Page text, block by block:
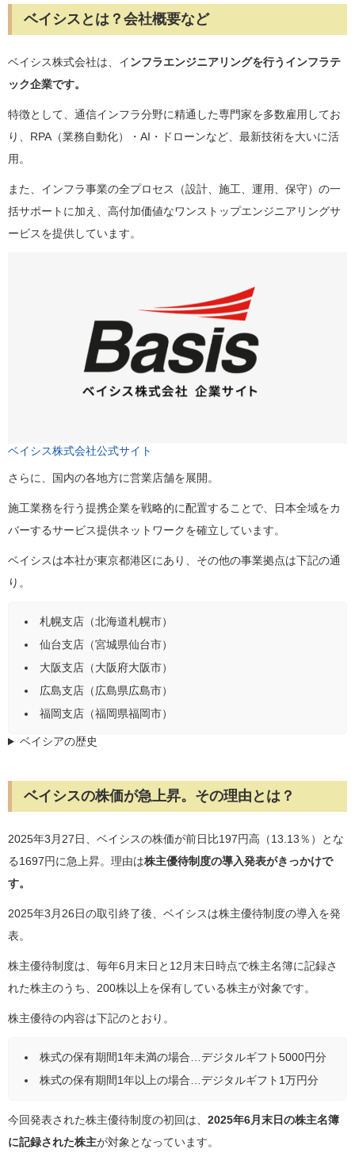
ベイシスとは？会社概要など
ベイシス株式会社は、インフラエンジニアリングを行うインフラテ
ック企業です。
特徴として、通信インフラ分野に精通した専門家を多数雇用してお
り、RPA（業務自動化）・AI・ドローンなど、最新技術を大いに活
用。
また、インフラ事業の全プロセス（設計、施工、運用、保守）の一
括サポートに加え、高付加価値なワンストップエンジニアリングサ
ービスを提供しています。
ベイシス株式会社公式サイト
さらに、国内の各地方に営業店舗を展開。
施工業務を行う提携企業を戦略的に配置することで、日本全域をカ
バーするサービス提供ネットワークを確立しています。
ベイシスは本社が東京都港区にあり、その他の事業拠点は下記の通
り。
札幌支店（北海道札幌市）
仙台支店（宮城県仙台市）
大阪支店（大阪府大阪市）
広島支店（広島県広島市）
福岡支店（福岡県福岡市）
ベイシアの歴史
ベイシスの株価が急上昇。その理由とは？
2025年3月27日、ベイシスの株価が前日比197円高（13.13％）とな
る1697円に急上昇。理由は株主優待制度の導入発表がきっかけで
す。
2025年3月26日の取引終了後、ベイシスは株主優待制度の導入を発
表。
株主優待制度は、毎年6月末日と12月末日時点で株主名簿に記録さ
れた株主のうち、200株以上を保有している株主が対象です。
株主優待の内容は下記のとおり。
株式の保有期間1年未満の場合…デジタルギフト5000円分
株式の保有期間1年以上の場合…デジタルギフト1万円分
今回発表された株主優待制度の初回は、 2025年6月末日の株主名簿
に記録された株主が対象となっています。